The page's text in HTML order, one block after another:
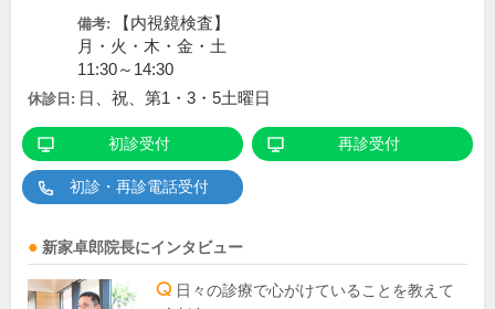
備考:
【内視鏡検査】
月・火・木・金・土
11:30～14:30
休診日: 日、祝、第1・3・5土曜日
初診受付 再診受付
初診・再診電話受付
新家卓郎院長にインタビュー
日々の診療で心がけていることを教えて